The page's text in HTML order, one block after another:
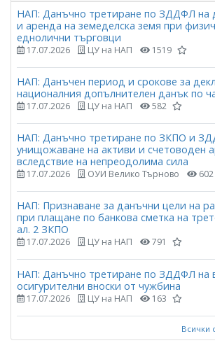
НАП: Данъчно третиране по ЗДДФЛ на
и аренда на земеделска земя при
еднолични търговци
17.07.2026 ЦУ на НАП 1519
НАП: Данъчен период и срокове за
националния допълнителен данък по
17.07.2026 ЦУ на НАП 582
НАП: Данъчно третиране по ЗКПО и
унищожаване на активи и счетоводен
вследствие на непреодолима сила
17.07.2026 ОУИ Велико Търново 602
НАП: Признаване за данъчни цели на
при плащане по банкова сметка на
ал. 2 ЗКПО
17.07.2026 ЦУ на НАП 791
НАП: Данъчно третиране по ЗДДФЛ на
осигурителни вноски от чужбина
17.07.2026 ЦУ на НАП 163
Всички